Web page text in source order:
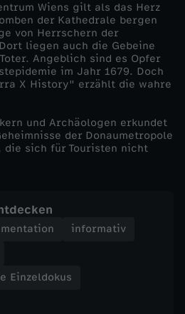
Wiens gilt als das Herz
der Kathedrale bergen
von Herrschern der
liegen auch die Gebeine
Angeblich sind es Opfer
im Jahr 1679. Doch
X History" erzählt die wahre
und Archäologen erkundet
der Donaumetropole
die sich für Touristen nicht
informativ
Einzeldokus